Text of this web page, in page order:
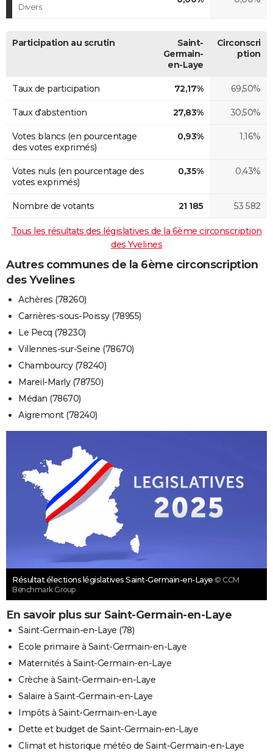
Divers
Participation au scrutin
Saint-
Germain-
en-Laye
Circonscri
ption
Taux de participation 72,17% 69,50%
Taux d'abstention 27,83% 30,50%
Votes blancs (en pourcentage
des votes exprimés)
0,93% 1,16%
Votes nuls (en pourcentage des
votes exprimés)
0,35% 0,43%
Nombre de votants 21 185 53 582
Tous les résultats des législatives de la 6ème circonscription
des Yvelines
Autres communes de la 6ème circonscription
des Yvelines
Achères (78260)
Carrières-sous-Poissy (78955)
Le Pecq (78230)
Villennes-sur-Seine (78670)
Chambourcy (78240)
Mareil-Marly (78750)
Médan (78670)
Aigremont (78240)
Résultat élections législatives Saint-Germain-en-Laye © CCM
Benchmark Group
En savoir plus sur Saint-Germain-en-Laye
Saint-Germain-en-Laye (78)
Ecole primaire à Saint-Germain-en-Laye
Maternités à Saint-Germain-en-Laye
Crèche à Saint-Germain-en-Laye
Salaire à Saint-Germain-en-Laye
Impôts à Saint-Germain-en-Laye
Dette et budget de Saint-Germain-en-Laye
Climat et historique météo de Saint-Germain-en-Laye